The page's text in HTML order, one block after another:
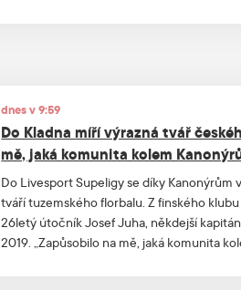
dnes v 9:59
Do Kladna míří výrazná tvář
mě, jaká komunita kolem
Do Livesport Supeligy se díky Kanonýrům
tváří tuzemského florbalu. Z finského
26letý útočník Josef Juha, někdejší
2019. „Zapůsobilo na mě, jaká komunita